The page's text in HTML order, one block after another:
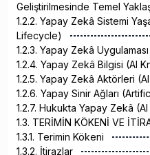
Geliştirilmesinde Temel
1.2.2. Yapay Zekâ Sistemi
Lifecycle)
1.2.3. Yapay Zekâ
1.2.4. Yapay Zekâ Bilgisi (AI
1.2.5. Yapay Zekâ Aktörleri
1.2.6. Yapay Sinir Ağları
1.2.7. Hukukta Yapay Zekâ
1.3. TERİMİN KÖKENİ VE
1.3.1. Terimin Kökeni
1.3.2. İtirazlar